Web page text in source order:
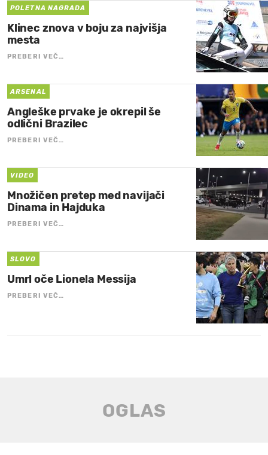
POLETNA NAGRADA
Klinec znova v boju za najvišja
mesta
PREBERI VEČ…
ARSENAL
Angleške prvake je okrepil še
odlični Brazilec
PREBERI VEČ…
VIDEO
Množičen pretep med navijači
Dinama in Hajduka
PREBERI VEČ…
SLOVO
Umrl oče Lionela Messija
PREBERI VEČ…